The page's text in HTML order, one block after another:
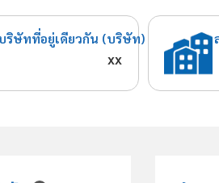
ริษัทที่อยู่เดียวกัน (บริษัท)
xx